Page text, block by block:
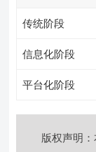
传统阶段
信息化阶段
平台化阶段
版权声明